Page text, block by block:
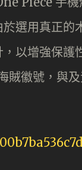
選用真正的
以增強保護
賊徽號，與